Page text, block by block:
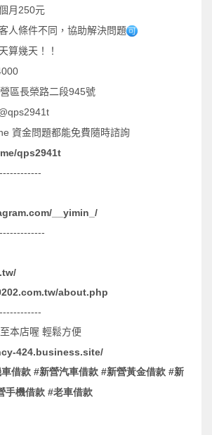
月 250元
人條件不同，協助解決問題
算幾天！！
區長榮路二段945號
資金問題都能免費隨時諮詢
qps2941t
__yimin_/
about.php
本店喔 輕鬆方便
424.business.site/
借款 #新營汽車借款 #新營黃金借款 #新
手機借款 #老車借款